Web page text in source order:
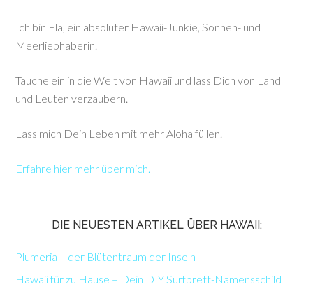
Ich bin Ela, ein absoluter Hawaii-Junkie, Sonnen- und
Meerliebhaberin.
Tauche ein in die Welt von Hawaii und lass Dich von Land
und Leuten verzaubern.
Lass mich Dein Leben mit mehr Aloha füllen.
Erfahre hier mehr über mich.
DIE NEUESTEN ARTIKEL ÜBER HAWAII:
Plumeria – der Blütentraum der Inseln
Hawaii für zu Hause – Dein DIY Surfbrett-Namensschild